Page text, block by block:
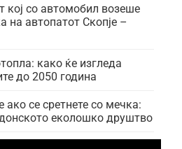
кој со автомобил возеше
на автопатот Скопје –
како ќе изгледа
до 2050 година
се сретнете со мечка:
еколошко друштво